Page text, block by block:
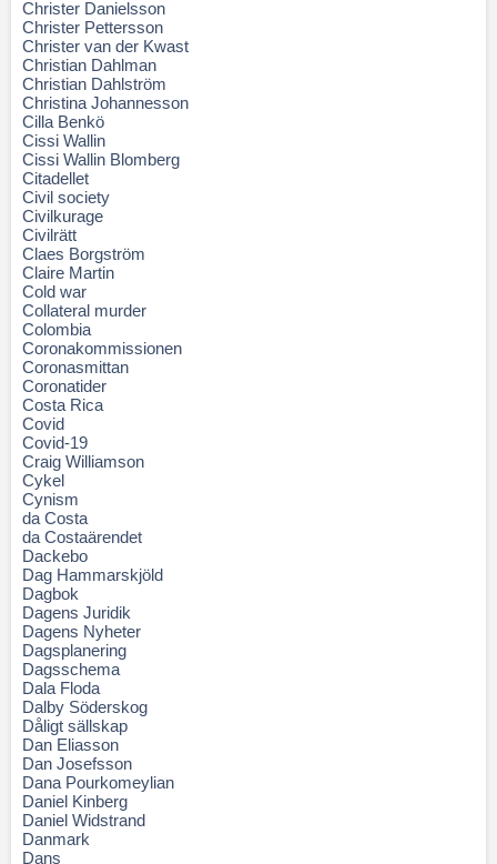
Christer Danielsson
Christer Pettersson
Christer van der Kwast
Christian Dahlman
Christian Dahlström
Christina Johannesson
Cilla Benkö
Cissi Wallin
Cissi Wallin Blomberg
Citadellet
Civil society
Civilkurage
Civilrätt
Claes Borgström
Claire Martin
Cold war
Collateral murder
Colombia
Coronakommissionen
Coronasmittan
Coronatider
Costa Rica
Covid
Covid-19
Craig Williamson
Cykel
Cynism
da Costa
da Costaärendet
Dackebo
Dag Hammarskjöld
Dagbok
Dagens Juridik
Dagens Nyheter
Dagsplanering
Dagsschema
Dala Floda
Dalby Söderskog
Dåligt sällskap
Dan Eliasson
Dan Josefsson
Dana Pourkomeylian
Daniel Kinberg
Daniel Widstrand
Danmark
Dans